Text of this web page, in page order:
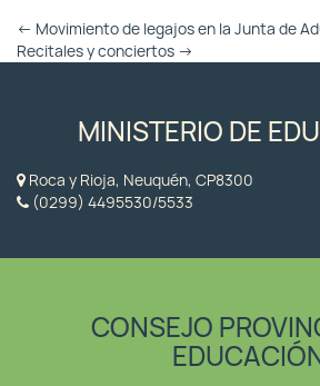
Otras
Entradas
← Movimiento de legajos en la Junta de
Recitales y conciertos →
MINISTERIO DE
Roca y Rioja, Neuquén, CP8300
(0299) 4495530/5533
CONSEJO